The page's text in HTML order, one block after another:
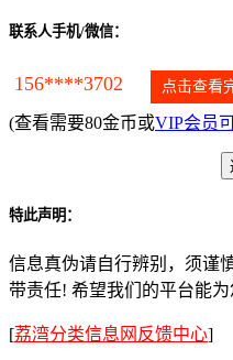
联系人手机/微信：
156****3702 点击查看
(查看需要80金币或VIP会员
特此声明：
信息真伪请自行辨别，须谨
带责任! 希望我们的平台能为
[荔湾分类信息网反馈中心]